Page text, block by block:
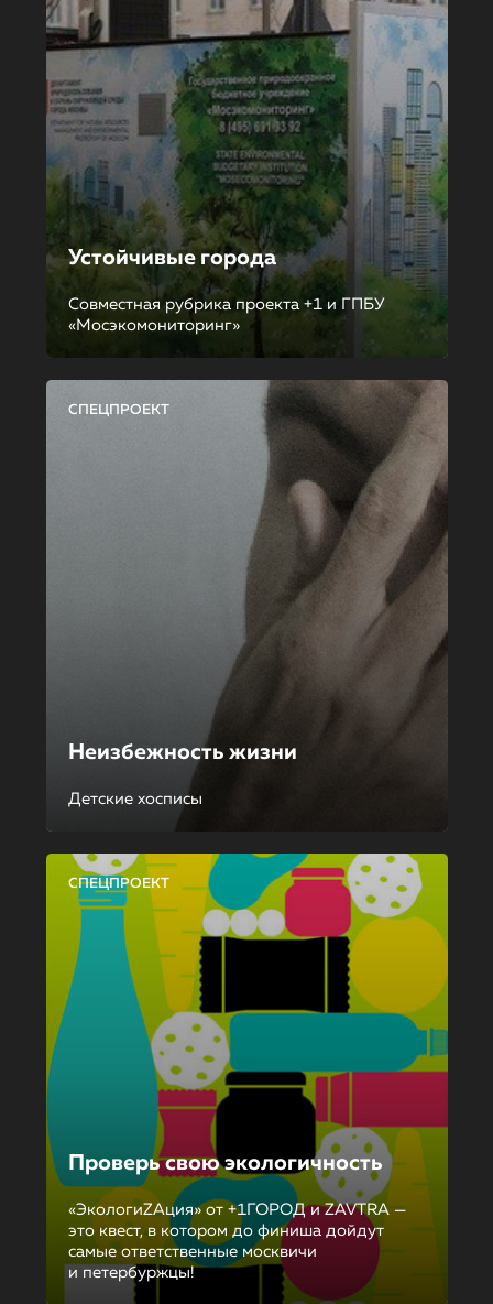
Устойчивые города
Совместная рубрика проекта +1 и ГПБУ
«Мосэкомониторинг»
СПЕЦПРОЕКТ
Неизбежность жизни
Детские хосписы
СПЕЦПРОЕКТ
Проверь свою экологичность
«ЭкологиZAция» от +1ГОРОД и ZAVTRA —
это квест, в котором до финиша дойдут
самые ответственные москвичи
и петербуржцы!